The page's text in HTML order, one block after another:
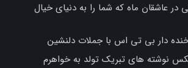
در عاشقان ماه که شما را به دنیای خیال